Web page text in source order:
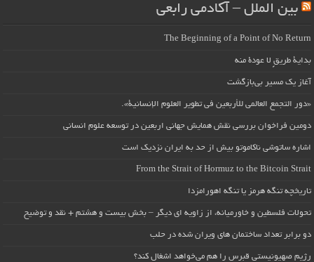
بین الملل – آکادمی رابعی
The Beginning of a Point of No Return
بداية طريقٍ لا عودة منه
آغاز یک مسیر بی‌بازگشت
«دور التجمع العالمي للأربعين في تطوير العلوم الإنسانية».
دومین فراخوان بررسی نقش همایش جهانی اربعین در توسعه علوم انسانی
اشاره ساتوشی ناکاموتو بیش از حد به ایران نزدیک است
From the Strait of Hormuz to the Bitcoin Strait
تاریخچه تنگه هرمز یا تنگه اهورامزدا
تحولات فلسطین و خاورمیانه، از زاویه ای دیگر – بخش بیست و هشتم + نقد و توضیح
دو برابر تعداد ساختمان های ویران شده در حلب
رژیم صهیونیستی قبرس را هم می‌خواهد اشغال کند؟